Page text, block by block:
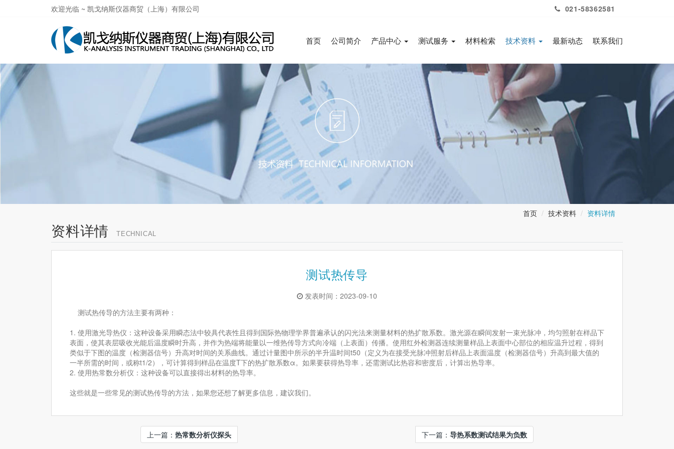
欢迎光临 ~ 凯戈纳斯仪器商贸（上海）有限公司 021-58362581
首页 公司简介 产品中心 测试服务 材料检索 技术资料 最新动态 联系我们
首页 技术资料 资料详情
资料详情 TECHNICAL
测试热传导
发表时间：2023-09-10
测试热传导的方法主要有两种：
1. 使用激光导热仪：这种设备采用瞬态法中较具代表性且得到国际热物理学界普遍承认的闪光法来测量材料的热扩散系数。激光源在瞬间发射一束光脉冲，均匀照射在样品下
表面，使其表层吸收光能后温度瞬时升高，并作为热端将能量以一维热传导方式向冷端（上表面）传播。使用红外检测器连续测量样品上表面中心部位的相应温升过程，得到
类似于下图的温度（检测器信号）升高对时间的关系曲线。通过计量图中所示的半升温时间t50（定义为在接受光脉冲照射后样品上表面温度（检测器信号）升高到最大值的
一半所需的时间，或称t1/2），可计算得到样品在温度T下的热扩散系数α。如果要获得热导率，还需测试比热容和密度后，计算出热导率。
2. 使用热常数分析仪：这种设备可以直接得出材料的热导率。
这些就是一些常见的测试热传导的方法，如果您还想了解更多信息，建议我们。
上一篇： 热常数分析仪探头 下一篇：导热系数测试结果为负数